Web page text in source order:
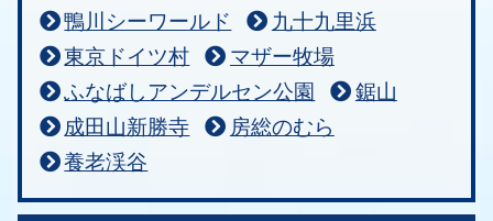
鴨川シーワールド
九十九里浜
東京ドイツ村
マザー牧場
ふなばしアンデルセン公園
鋸山
成田山新勝寺
房総のむら
養老渓谷